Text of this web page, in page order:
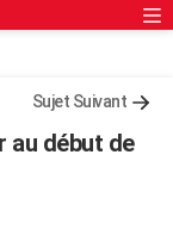
Sujet Suivant
au début de